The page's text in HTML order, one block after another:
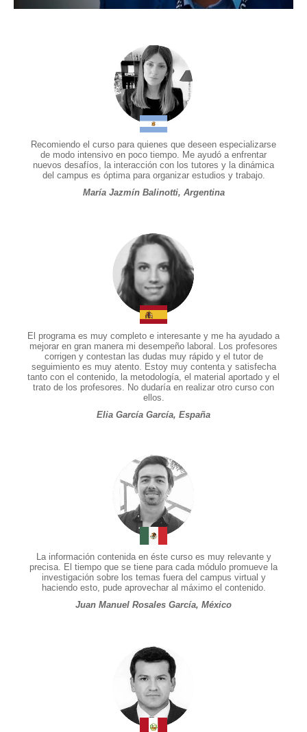
Recomiendo el curso para quienes que deseen especializarse
de modo intensivo en poco tiempo. Me ayudó a enfrentar
nuevos desafíos, la interacción con los tutores y la dinámica
del campus es óptima para organizar estudios y trabajo.
María Jazmín Balinotti, Argentina
El programa es muy completo e interesante y me ha ayudado a
mejorar en gran manera mi desempeño laboral. Los profesores
corrigen y contestan las dudas muy rápido y el tutor de
seguimiento es muy atento. Estoy muy contenta y satisfecha
tanto con el contenido, la metodología, el material aportado y el
trato de los profesores. No dudaría en realizar otro curso con
ellos.
Elia García García, España
La información contenida en éste curso es muy relevante y
precisa. El tiempo que se tiene para cada módulo promueve la
investigación sobre los temas fuera del campus virtual y
haciendo esto, pude aprovechar al máximo el contenido.
Juan Manuel Rosales García, México